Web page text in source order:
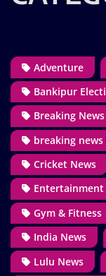
Adventure
Bankipur
Breaking News
breaking news
Cricket News
Entertainment
Gym & Fitness
India News
Lulu News